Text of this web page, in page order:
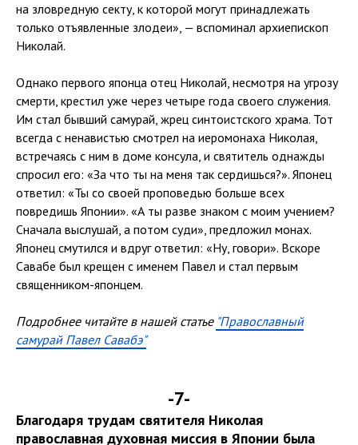
на зловредную секту, к которой могут принадлежать
только отъявленные злодеи», — вспоминал архиепископ
Николай.
Однако первого японца отец Николай, несмотря на угрозу
смерти, крестил уже через четыре года своего служения.
Им стал бывший самурай, жрец синтоистского храма. Тот
всегда с ненавистью смотрел на иеромонаха Николая,
встречаясь с ним в доме консула, и святитель однажды
спросил его: «За что ты на меня так сердишься?». Японец
ответил: «Ты со своей проповедью больше всех
повредишь Японии». «А ты разве знаком с моим учением?
Сначала выслушай, а потом суди», предложил монах.
Японец смутился и вдруг ответил: «Ну, говори». Вскоре
Савабе был крещен с именем Павел и стал первым
священником-японцем.
Подробнее читайте в нашей статье "Православный
самурай Павел Савабэ"
-7-
Благодаря трудам святителя Николая
православная духовная миссия в Японии была